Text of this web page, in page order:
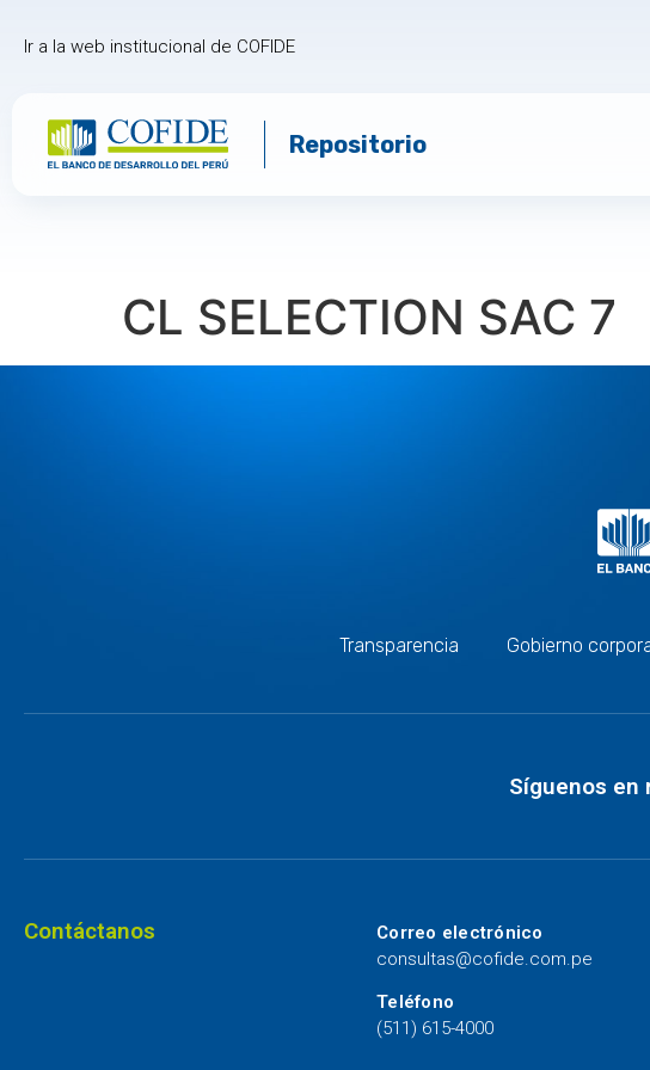
Ir a la web institucional de COFIDE
Repositorio
CL SELECTION SAC 7
Transparencia Gobierno
Síguenos en
Contáctanos
Correo electrónico
consultas@cofide.com.pe
Teléfono
(511) 615-4000